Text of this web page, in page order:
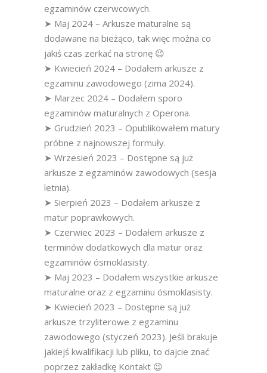
egzaminów czerwcowych.
➤ Maj 2024 – Arkusze maturalne są
dodawane na bieżąco, tak więc można co
jakiś czas zerkać na stronę 😉
➤ Kwiecień 2024 – Dodałem arkusze z
egzaminu zawodowego (zima 2024).
➤ Marzec 2024 – Dodałem sporo
egzaminów maturalnych z Operona.
➤ Grudzień 2023 – Opublikowałem matury
próbne z najnowszej formuły.
➤ Wrzesień 2023 – Dostępne są już
arkusze z egzaminów zawodowych (sesja
letnia).
➤ Sierpień 2023 – Dodałem arkusze z
matur poprawkowych.
➤ Czerwiec 2023 – Dodałem arkusze z
terminów dodatkowych dla matur oraz
egzaminów ósmoklasisty.
➤ Maj 2023 – Dodałem wszystkie arkusze
maturalne oraz z egzaminu ósmoklasisty.
➤ Kwiecień 2023 – Dostępne są już
arkusze trzyliterowe z egzaminu
zawodowego (styczeń 2023). Jeśli brakuje
jakiejś kwalifikacji lub pliku, to dajcie znać
poprzez zakładkę Kontakt 😉